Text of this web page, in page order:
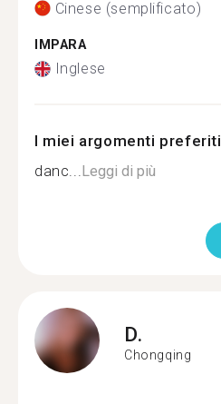
Cinese (semplificato)
IMPARA
Inglese
I miei argomenti preferiti
danc...Leggi di più
D.
Chongqing